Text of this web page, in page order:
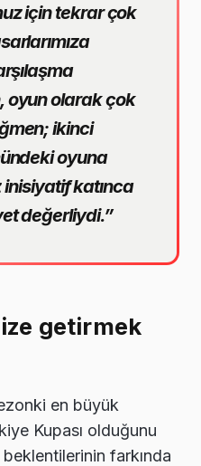
için tekrar çok
oyun olarak çok
ikinci
oyuna
inisiyatif katınca
değerliydi.”
getirmek
en büyük
Kupası olduğunu
farkında